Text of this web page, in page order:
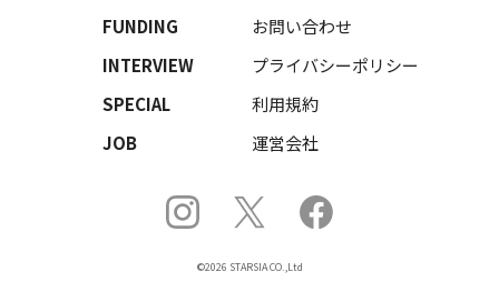
FUNDING
INTERVIEW
SPECIAL
JOB
お問い合わせ
プライバシーポリシー
利用規約
運営会社
©2026 STARSIA CO.,Ltd